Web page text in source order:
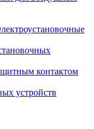
контактом
устройств